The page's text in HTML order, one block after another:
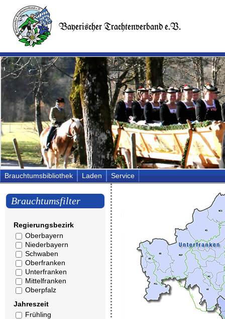
Brauchtumsbibliothek Laden Service
Brauchtumsfilter
Regierungsbezirk
Oberbayern
Niederbayern
Schwaben
Oberfranken
Unterfranken
Mittelfranken
Oberpfalz
Jahreszeit
Frühling